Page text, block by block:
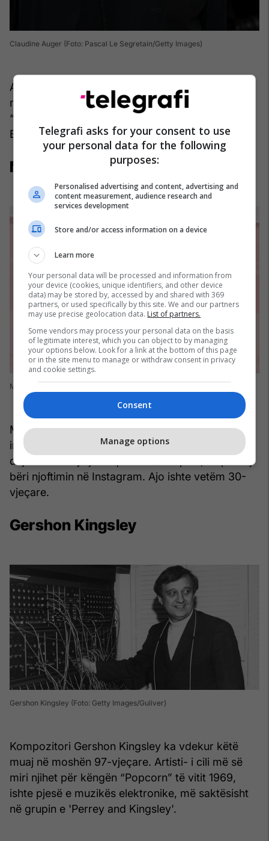
Claudine Auger (Foto: Pascal Le Segretain/Getty Images)
Aktorja franceze, Claudine Auger – e cila njihet
më së miri për performancat e saj në “Domino”,
“Thunderball", dhe në filmin e katërt të James
Bond ka vdekur në moshën 78-vjeçare.
Mama Cax
Mama Cax (Foto: Cindy Ord/Getty Images for The Beauties)
Mama Cax, modelja dhe aktivistja e cila punoi me
industri të ndryshme të modës, ka vdekur më 16
dhjetor. Pas një jave qëndrimi në spital, ekipi i saj
bëri njoftimin në Instagram. Ajo ishte vetëm 30-
vjeçare.
Gershon Kingsley
Gershon Kingsley (Foto: Getty Images/Guliver)
Kompozitori Gershon Kingsley ka vdekur këtë
muaj në moshën 97-vjeçare. Artisti- i cili më së
miri njihet për këngën “Popcorn” të vitit 1969,
ishte pjesë e muzikës elektronike, më saktësisht
në grupin e 'Perrey and Kingsley'.
Telegrafi asks for your consent to use
your personal data for the following
purposes:
Personalised advertising and content, advertising and
content measurement, audience research and
services development
Store and/or access information on a device
Learn more
Your personal data will be processed and information from
your device (cookies, unique identifiers, and other device
data) may be stored by, accessed by and shared with 369
partners, or used specifically by this site. We and our partners
may use precise geolocation data. List of partners.
Some vendors may process your personal data on the basis
of legitimate interest, which you can object to by managing
your options below. Look for a link at the bottom of this page
or in the site menu to manage or withdraw consent in privacy
and cookie settings.
Consent
Manage options